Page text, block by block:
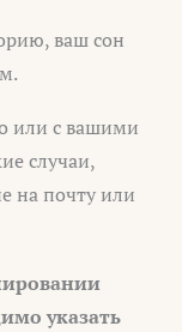
ваш сон
или с вашими
случаи,
на почту или
указать